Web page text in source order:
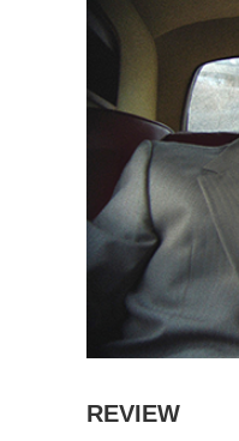
REVIEW